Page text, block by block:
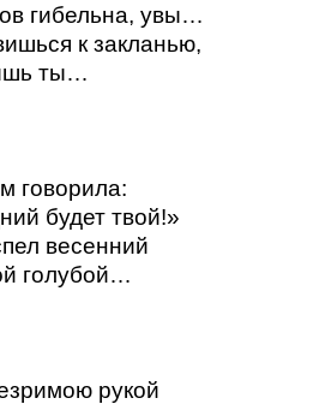
гибельна, увы…
к закланью,
ты…
говорила:
будет твой!»
весенний
голубой…
рукой